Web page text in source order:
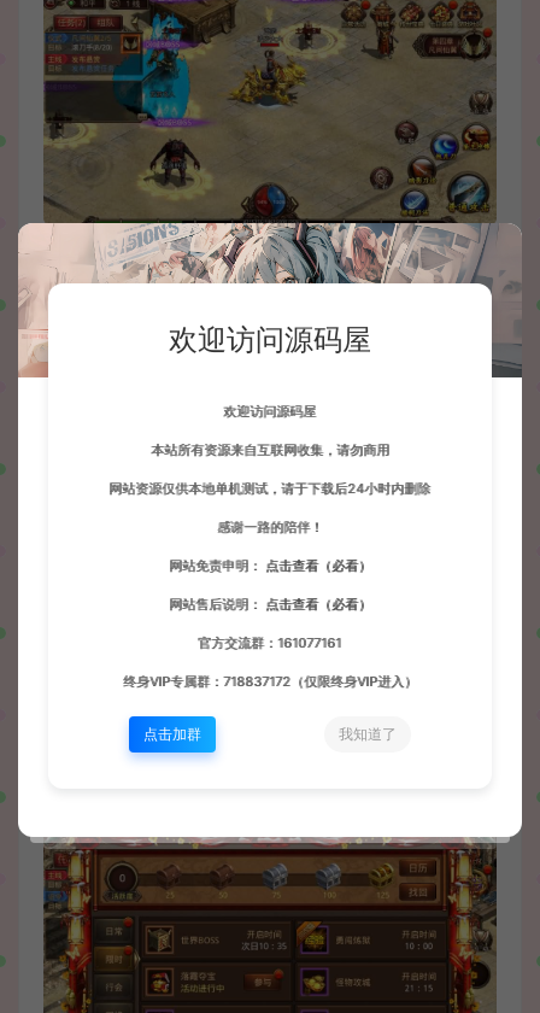
欢迎访问源码屋
欢迎访问源码屋
本站所有资源来自互联网收集，请勿商用
网站资源仅供本地单机测试，请于下载后24小时内删除
感谢一路的陪伴！
网站免责申明： 点击查看（必看）
网站售后说明： 点击查看（必看）
官方交流群：161077161
终身VIP专属群：718837172（仅限终身VIP进入）
点击加群 我知道了